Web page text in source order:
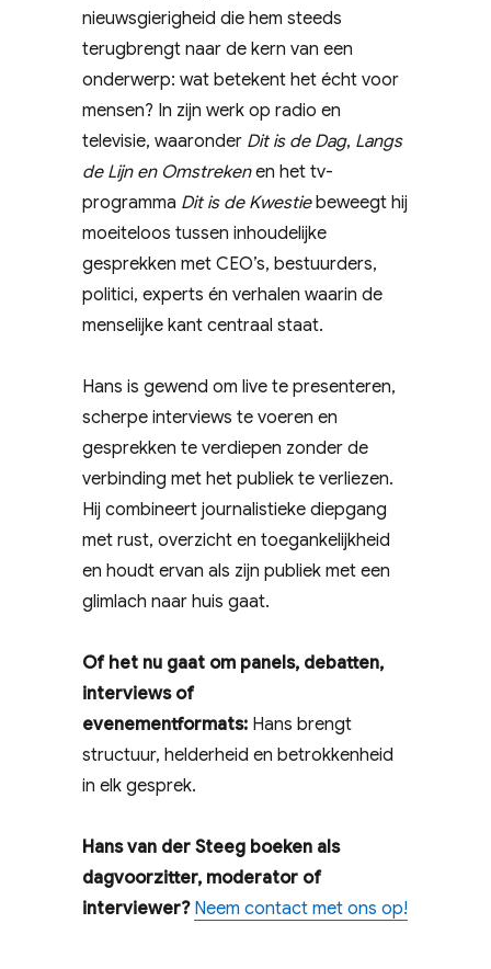
nieuwsgierigheid die hem steeds
terugbrengt naar de kern van een
onderwerp: wat betekent het écht voor
mensen? In zijn werk op radio en
televisie, waaronder Dit is de Dag, Langs
de Lijn en Omstrekenen het tv-
programma Dit is de Kwestiebeweegt hij
moeiteloos tussen inhoudelijke
gesprekken met CEO’s, bestuurders,
politici, experts én verhalen waarin de
menselijke kant centraal staat.
Hans is gewend om live te presenteren,
scherpe interviews te voeren en
gesprekken te verdiepen zonder de
verbinding met het publiek te verliezen.
Hij combineert journalistieke diepgang
met rust, overzicht en toegankelijkheid
en houdt ervan als zijn publiek met een
glimlach naar huis gaat.
Of het nu gaat om panels, debatten,
interviews of
evenementformats: Hans brengt
structuur, helderheid en betrokkenheid
in elk gesprek.
Hans van der Steeg boeken als
dagvoorzitter, moderator of
interviewer? Neem contact met ons op!